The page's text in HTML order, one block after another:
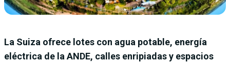
La Suiza ofrece lotes con agua potable, energía
eléctrica de la ANDE, calles enripiadas y espacios